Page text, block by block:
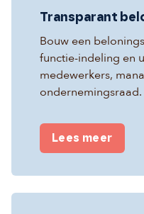
Transparant
Bouw een
functie-indeling en
medewerkers,
ondernemingsraad.
Lees meer